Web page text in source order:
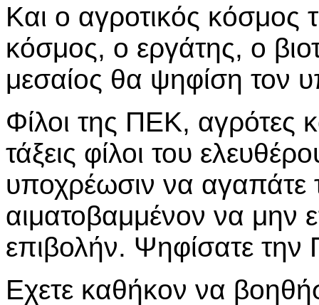
Και ο αγροτικός κόσμος
κόσμος, ο εργάτης, ο
μεσαίος θα ψηφίση τον
Φίλοι της ΠΕΚ, αγρότες
τάξεις φίλοι του
υποχρέωσιν να αγαπάτε
αιματοβαμμένον να μην
επιβολήν. Ψηφίσατε
Εχετε καθήκον να